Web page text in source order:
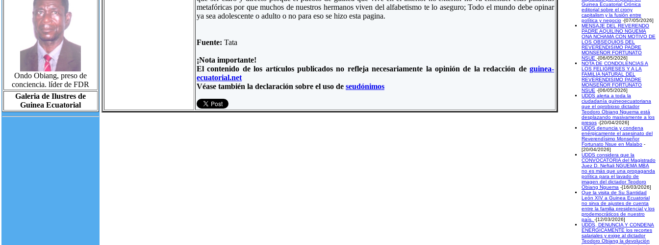
Ondo Obiang, preso de
conciencia. líder de FDR
Galeria de Ilustres de
Guinea Ecuatorial
metafóricas por que muchos de nuestros hermanos viven del alfabetismo te lo aseguro; Todo el mundo debe opinar
ya sea adolescente o adulto o no para eso se hizo esta pagina.
Fuente: Tata
¡Nota importante!
El contenido de los artículos publicados no refleja necesariamente la opinión de la redacción de guinea-
ecuatorial.net
Véase también la declaración sobre el uso de seudónimos
Guinea Ecuatorial Crónica
editorial sobre el crony
capitalism y la fusión entre
política y negocio -[07/05/2026]
MENSAJE DEL REVERENDO
PADRE AQUILINO NGUEMA
ONA NCHAMA CON MOTIVO DE
LOS OBSEQUIOS DEL
REVERENDISIMO PADRE
MONSEÑOR FORTUNATO
NSUE -[06/05/2026]
NOTA DE CONDOLENCIAS A
LOS FELIGRESES Y A LA
FAMILIA NATURAL DEL
REVERENDISIMO PADRE
MONSEÑOR FORTUNATO
NSUE -[06/05/2026]
UDDS alerta a toda la
ciudadanía guineoecuatoriana
que el oprobioso dictador
Teodoro Obiang Nguema está
desplazando masivamente a los
presos -[20/04/2026]
UDDS denuncia y condena
enérgicamente el asesinato del
Reverendísimo Monseñor
Fortunato Nsue en Malabo -
[20/04/2026]
UDDS considera que la
CONVOCATORIA del Magistrado
Juez D. Neftali NGUEMA MBA
no es más que una propaganda
política para el lavado de
imagen del dictador Teodoro
Obiang Nguema -[16/03/2026]
Que la visita de Su Santidad
León XIV a Guinea Ecuatorial
no sirva de ajustes de cuenta
entre la familia presidencial y los
prodemocráticos de nuestro
país. -[12/03/2026]
UDDS, DENUNCIA Y CONDENA
ENERGICAMENTE los recortes
salariales y exige al dictador
Teodoro Obiang la devolución